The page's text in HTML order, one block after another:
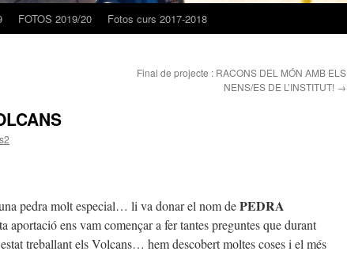
FOTOS 2019/20 Fotos curs 2017-2018
Final de projecte : RACONS DEL MÓN AMB ELS
NENS/ES DE L’INSTITUT! →
pedra molt especial… li va donar el nom dePEDRA
aportació ens vam començar a fer tantes preguntes que durant
treballant els Volcans… hem descobert moltes coses i el més